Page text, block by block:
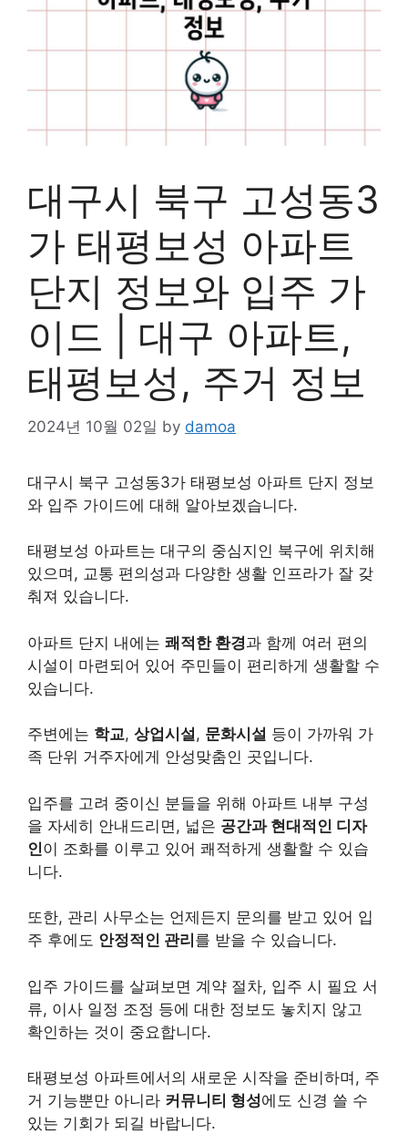
대구시 북구 고성동3
가 태평보성 아파트
단지 정보와 입주 가
이드 | 대구 아파트,
태평보성, 주거 정보
2024년 10월 02일 by damoa
대구시 북구 고성동3가 태평보성 아파트 단지 정보
와 입주 가이드에 대해 알아보겠습니다.
태평보성 아파트는 대구의 중심지인 북구에 위치해
있으며, 교통 편의성과 다양한 생활 인프라가 잘 갖
춰져 있습니다.
아파트 단지 내에는 쾌적한 환경과 함께 여러 편의
시설이 마련되어 있어 주민들이 편리하게 생활할 수
있습니다.
주변에는 학교, 상업시설, 문화시설 등이 가까워 가
족 단위 거주자에게 안성맞춤인 곳입니다.
입주를 고려 중이신 분들을 위해 아파트 내부 구성
을 자세히 안내드리면, 넓은 공간과 현대적인 디자
인이 조화를 이루고 있어 쾌적하게 생활할 수 있습
니다.
또한, 관리 사무소는 언제든지 문의를 받고 있어 입
주 후에도 안정적인 관리 를 받을 수 있습니다.
입주 가이드를 살펴보면 계약 절차, 입주 시 필요 서
류, 이사 일정 조정 등에 대한 정보도 놓치지 않고
확인하는 것이 중요합니다.
태평보성 아파트에서의 새로운 시작을 준비하며, 주
거 기능뿐만 아니라 커뮤니티 형성에도 신경 쓸 수
있는 기회가 되길 바랍니다.